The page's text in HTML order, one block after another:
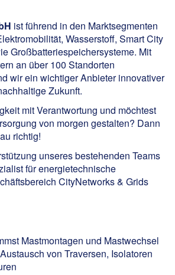
ist führend in den Marktsegmenten
Wasserstoff, Smart City
Großbatteriespeichersysteme. Mit
an über 100 Standorten
wir ein wichtiger Anbieter innovativer
Zukunft.
mit Verantwortung und möchtest
von morgen gestalten? Dann
richtig!
unseres bestehenden Teams
für energietechnische
CityNetworks & Grids
Mastmontagen und Mastwechsel
von Traversen, Isolatoren